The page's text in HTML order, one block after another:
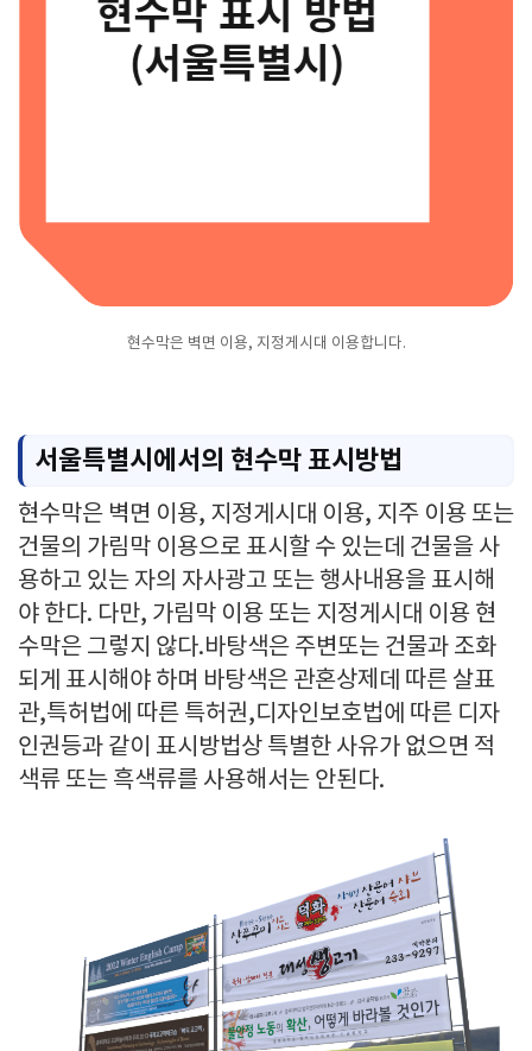
현수막은 벽면 이용, 지정게시대 이용합니다.
서울특별시에서의 현수막 표시방법
현수막은 벽면 이용, 지정게시대 이용, 지주 이용 또는
건물의 가림막 이용으로 표시할 수 있는데 건물을 사
용하고 있는 자의 자사광고 또는 행사내용을 표시해
야 한다. 다만, 가림막 이용 또는 지정게시대 이용 현
수막은 그렇지 않다.바탕색은 주변또는 건물과 조화
되게 표시해야 하며 바탕색은 관혼상제데 따른 살표
관,특허법에 따른 특허권,디자인보호법에 따른 디자
인권등과 같이 표시방법상 특별한 사유가 없으면 적
색류 또는 흑색류를 사용해서는 안된다.